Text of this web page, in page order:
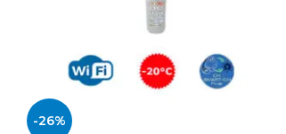
-26%